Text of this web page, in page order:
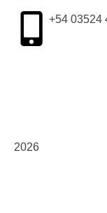
+54 03524
2026